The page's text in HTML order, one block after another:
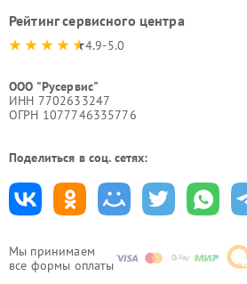
Мы принимаем
все формы оплаты
Рейтинг сервисного центра
4.9-5.0
ООО "Русервис"
ИНН 7702633247
ОГРН 1077746335776
Поделиться в соц. сетях: